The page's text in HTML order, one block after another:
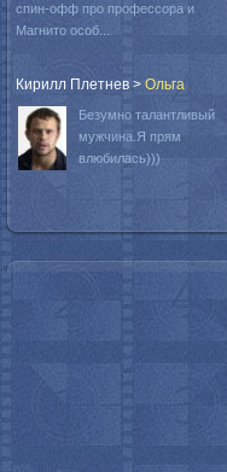
спин-офф про профессора и
Магнито особ...
Кирилл Плетнев > Oльга
Безумно талантливый
мужчина.Я прям
влюбилась)))